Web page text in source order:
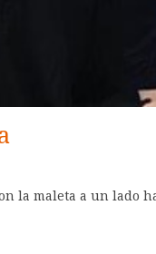
la maleta a un lado